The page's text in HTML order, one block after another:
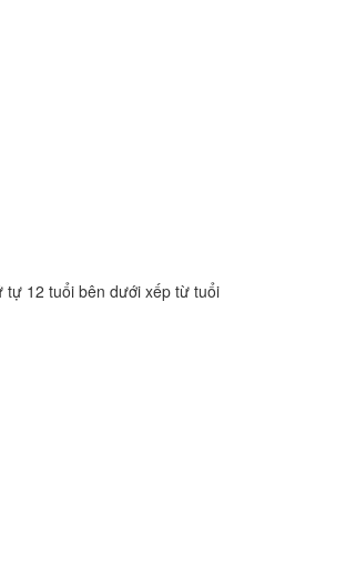
tự 12 tuổi bên dưới xếp từ tuổi